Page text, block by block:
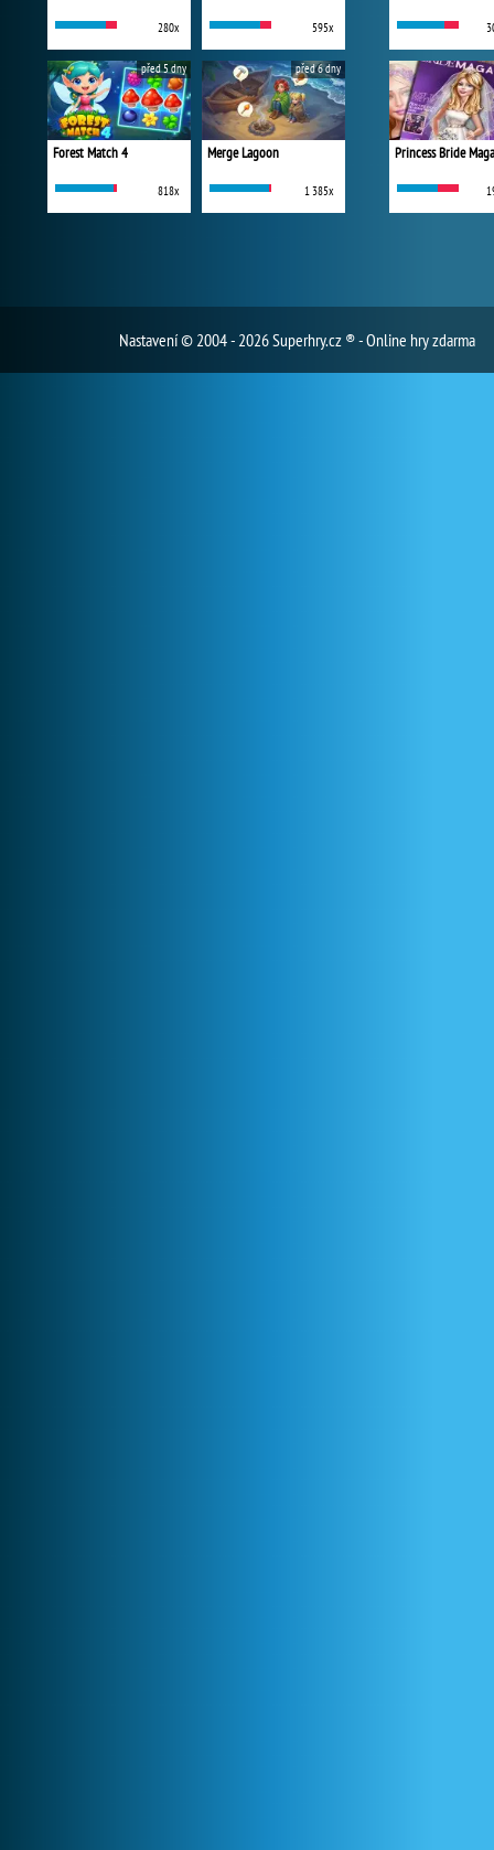
280x 595x
Forest Match 4
818x
před 5 dny
Merge Lagoon
1 385x
před 6 dny
Princess Bride
Nastavení© 2004 - 2026 Superhry.cz ® - Online hry zdarma